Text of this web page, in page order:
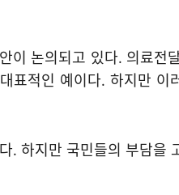
이 논의되고 있다. 의료전
표적인 예이다. 하지만 이
. 하지만 국민들의 부담을